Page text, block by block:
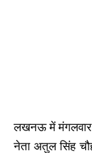
लखनऊ में मंगलवार
नेता अतुल सिंह